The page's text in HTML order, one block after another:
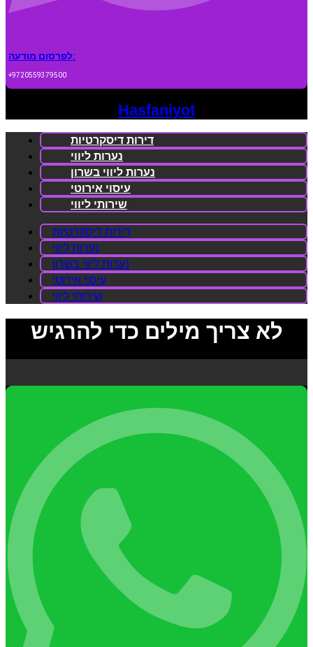
לפרסום מודעה:
+9720559379500
Hasfaniyot
דירות דיסקרטיות
נערות ליווי
נערות ליווי בשרון
עיסוי אירוטי
שירותי ליווי
דירות דיסקרטיות
נערות ליווי
נערות ליווי בשרון
עיסוי אירוטי
שירותי ליווי
לא צריך מילים כדי להרגיש